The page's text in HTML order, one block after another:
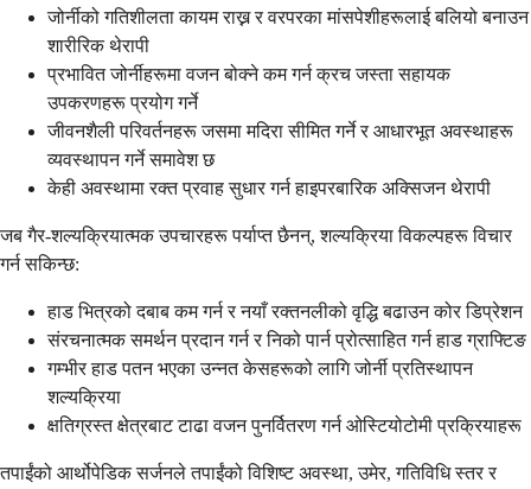
जोर्नीको गतिशीलता कायम राख्न र वरपरका मांसपेशीहरूलाई बलियो बनाउन
शारीरिक थेरापी
प्रभावित जोर्नीहरूमा वजन बोक्ने कम गर्न क्रच जस्ता सहायक
उपकरणहरू प्रयोग गर्ने
जीवनशैली परिवर्तनहरू जसमा मदिरा सीमित गर्ने र आधारभूत अवस्थाहरू
व्यवस्थापन गर्ने समावेश छ
केही अवस्थामा रक्त प्रवाह सुधार गर्न हाइपरबारिक अक्सिजन थेरापी
जब गैर-शल्यक्रियात्मक उपचारहरू पर्याप्त छैनन्, शल्यक्रिया विकल्पहरू विचार
गर्न सकिन्छ:
हाड भित्रको दबाब कम गर्न र नयाँ रक्तनलीको वृद्धि बढाउन कोर डिप्रेशन
संरचनात्मक समर्थन प्रदान गर्न र निको पार्न प्रोत्साहित गर्न हाड ग्राफ्टिङ
गम्भीर हाड पतन भएका उन्नत केसहरूको लागि जोर्नी प्रतिस्थापन
शल्यक्रिया
क्षतिग्रस्त क्षेत्रबाट टाढा वजन पुनर्वितरण गर्न ओस्टियोटोमी प्रक्रियाहरू
तपाईंको आर्थोपेडिक सर्जनले तपाईंको विशिष्ट अवस्था, उमेर, गतिविधि स्तर र